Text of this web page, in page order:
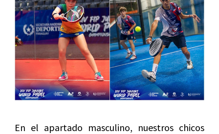
En el apartado masculino, nuestros chicos